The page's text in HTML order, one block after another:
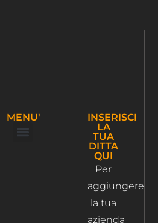
MENU'
INSERISCI
LA
TUA
DITTA
QUI
Per
aggiungere
la tua
azienda